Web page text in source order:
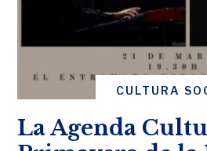
CULTURA
La Agenda